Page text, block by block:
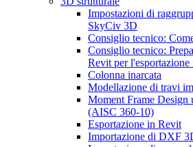
Impostazioni di
SkyCiv 3D
Consiglio tecnico:
Consiglio tecnico:
Revit per l'esportazione
Colonna inarcata
Modellazione di travi
Moment Frame
(AISC 360-10)
Esportazione in Revit
Importazione di DXF